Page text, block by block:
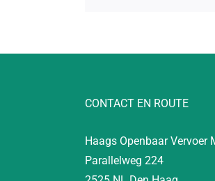
CONTACT EN ROUTE
Haags Openbaar Vervoer
Parallelweg 224